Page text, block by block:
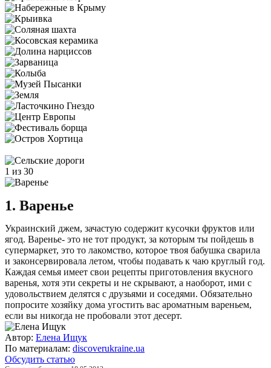
1 из 30
1. Варенье
Украинский джем, зачастую содержит кусочки фруктов или
ягод. Варенье- это не тот продукт, за которым ты пойдешь в
супермаркет, это то лакомство, которое твоя бабушка сварила
и законсервировала летом, чтобы подавать к чаю круглый год.
Каждая семья имеет свои рецепты приготовления вкусного
варенья, хотя эти секреты и не скрывают, а наоборот, ими с
удовольствием делятся с друзьями и соседями. Обязательно
попросите хозяйку дома угостить вас ароматным вареньем,
если вы никогда не пробовали этот десерт.
Автор: Елена Ищук
По материалам: discoverukraine.ua
Обсудить статью